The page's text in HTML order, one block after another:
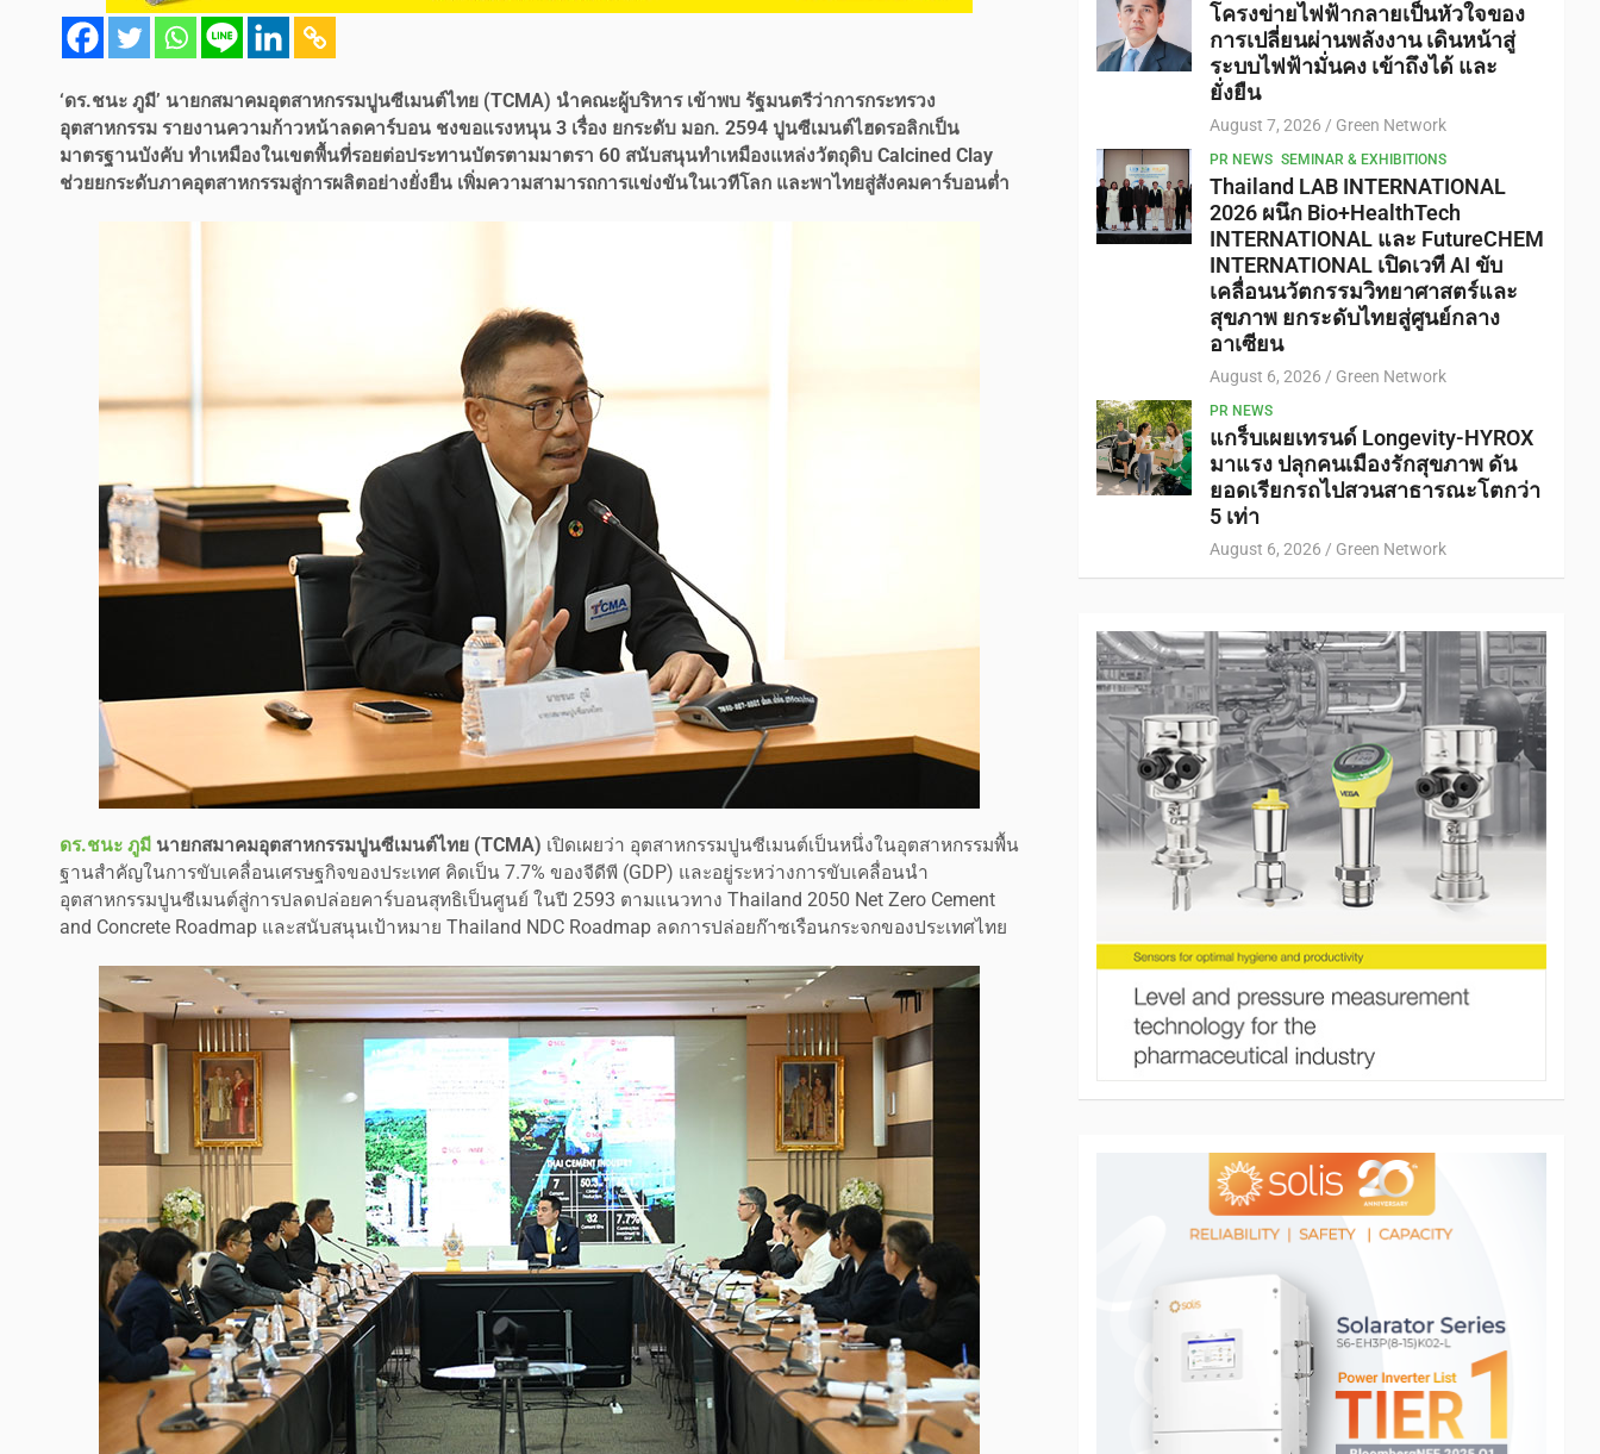
‘ดร.ชนะ ภูมี’ นายกสมาคมอุตสาหกรรมปูนซีเมนต์ไทย (TCMA) นำคณะผู้บริหาร เข้าพบ รัฐมนตรีว่าการกระทรวง
อุตสาหกรรม รายงานความก้าวหน้าลดคาร์บอน ชงขอแรงหนุน 3 เรื่อง ยกระดับ มอก. 2594 ปูนซีเมนต์ไฮดรอลิกเป็น
มาตรฐานบังคับ ทำเหมืองในเขตพื้นที่รอยต่อประทานบัตรตามมาตรา 60 สนับสนุนทำเหมืองแหล่งวัตถุดิบ Calcined Clay
ช่วยยกระดับภาคอุตสาหกรรมสู่การผลิตอย่างยั่งยืน เพิ่มความสามารถการแข่งขันในเวทีโลก และพาไทยสู่สังคมคาร์บอนต่ำ
ดร.ชนะ ภูมี นายกสมาคมอุตสาหกรรมปูนซีเมนต์ไทย (TCMA) เปิดเผยว่า อุตสาหกรรมปูนซีเมนต์เป็นหนึ่งในอุตสาหกรรมพื้น
ฐานสำคัญในการขับเคลื่อนเศรษฐกิจของประเทศ คิดเป็น 7.7% ของจีดีพี (GDP) และอยู่ระหว่างการขับเคลื่อนนำ
อุตสาหกรรมปูนซีเมนต์สู่การปลดปล่อยคาร์บอนสุทธิเป็นศูนย์ ในปี 2593 ตามแนวทาง Thailand 2050 Net Zero Cement
and Concrete Roadmap และสนับสนุนเป้าหมาย Thailand NDC Roadmap ลดการปล่อยก๊าซเรือนกระจกของประเทศไทย
โครงข่ายไฟฟ้ากลายเป็นหัวใจของ
การเปลี่ยนผ่านพลังงาน เดินหน้าสู่
ระบบไฟฟ้ามั่นคง เข้าถึงได้ และ
ยั่งยืน
August 7, 2026 Green Network
PR NEWS SEMINAR & EXHIBITIONS
Thailand LAB INTERNATIONAL
2026 ผนึก Bio+HealthTech
INTERNATIONAL และ FutureCHEM
INTERNATIONAL เปิดเวที AI ขับ
เคลื่อนนวัตกรรมวิทยาศาสตร์และ
สุขภาพ ยกระดับไทยสู่ศูนย์กลาง
อาเซียน
August 6, 2026 Green Network
PR NEWS
แกร็บเผยเทรนด์ Longevity-HYROX
มาแรง ปลุกคนเมืองรักสุขภาพ ดัน
ยอดเรียกรถไปสวนสาธารณะโตกว่า
5 เท่า
August 6, 2026 Green Network